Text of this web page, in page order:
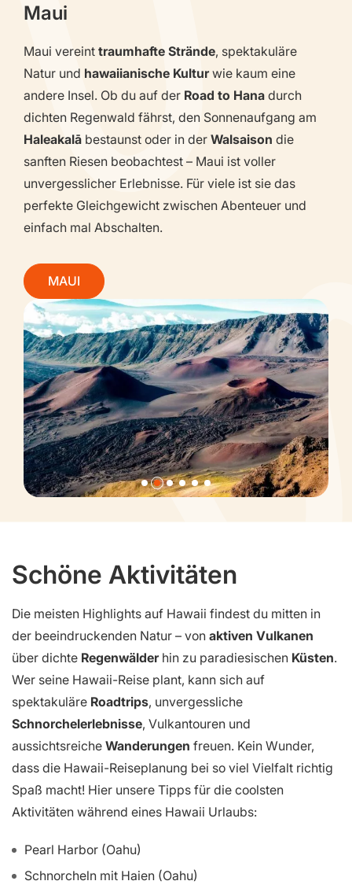
Maui
Maui vereint traumhafte Strände, spektakuläre
Natur und hawaiianische Kulturwie kaum eine
andere Insel. Ob du auf der Road to Hana durch
dichten Regenwald fährst, den Sonnenaufgang am
Haleakalā bestaunst oder in der Walsaison die
sanften Riesen beobachtest – Maui ist voller
unvergesslicher Erlebnisse. Für viele ist sie das
perfekte Gleichgewicht zwischen Abenteuer und
einfach mal Abschalten.
MAUI
Schöne Aktivitäten
Die meisten Highlights auf Hawaii findest du mitten in
der beeindruckenden Natur – von aktiven Vulkanen
über dichte Regenwälderhin zu paradiesischen Küsten.
Wer seine Hawaii-Reise plant, kann sich auf
spektakuläre Roadtrips, unvergessliche
Schnorchelerlebnisse, Vulkantouren und
aussichtsreiche Wanderungen freuen. Kein Wunder,
dass die Hawaii-Reiseplanung bei so viel Vielfalt richtig
Spaß macht! Hier unsere Tipps für die coolsten
Aktivitäten während eines Hawaii Urlaubs:
Pearl Harbor (Oahu)
Schnorcheln mit Haien (Oahu)